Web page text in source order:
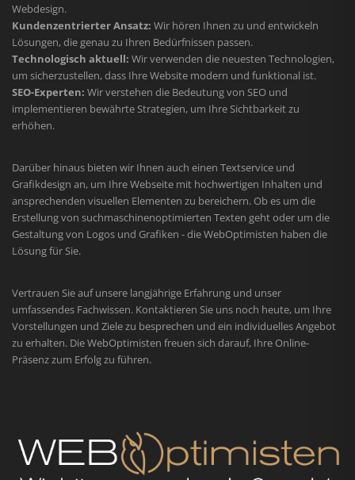
Webdesign.
Kundenzentrierter Ansatz: Wir hören Ihnen zu und entwickeln
Lösungen, die genau zu Ihren Bedürfnissen passen.
Technologisch aktuell: Wir verwenden die neuesten Technologien,
um sicherzustellen, dass Ihre Website modern und funktional ist.
SEO-Experten: Wir verstehen die Bedeutung von SEO und
implementieren bewährte Strategien, um Ihre Sichtbarkeit zu
erhöhen.
Darüber hinaus bieten wir Ihnen auch einen Textservice und
Grafikdesign an, um Ihre Webseite mit hochwertigen Inhalten und
ansprechenden visuellen Elementen zu bereichern. Ob es um die
Erstellung von suchmaschinenoptimierten Texten geht oder um die
Gestaltung von Logos und Grafiken - die WebOptimisten haben die
Lösung für Sie.
Vertrauen Sie auf unsere langjährige Erfahrung und unser
umfassendes Fachwissen. Kontaktieren Sie uns noch heute, um Ihre
Vorstellungen und Ziele zu besprechen und ein individuelles Angebot
zu erhalten. Die WebOptimisten freuen sich darauf, Ihre Online-
Präsenz zum Erfolg zu führen.